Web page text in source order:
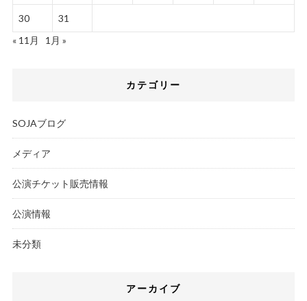
30
31
« 11月
1月 »
カテゴリー
SOJAブログ
メディア
公演チケット販売情報
公演情報
未分類
アーカイブ